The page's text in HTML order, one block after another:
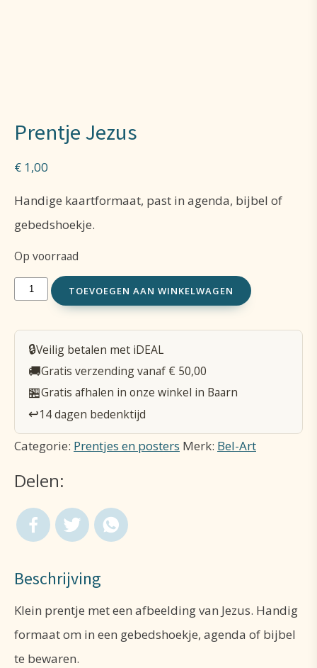
Prentje Jezus
€ 1,00
Handige kaartformaat, past in agenda, bijbel of
gebedshoekje.
Op voorraad
Prentje
aantal
TOEVOEGEN AAN WINKELWAGEN
🔒Veilig betalen met iDEAL
🚚Gratis verzending vanaf € 50,00
🏪Gratis afhalen in onze winkel in Baarn
↩️14 dagen bedenktijd
Categorie: Prentjes en posters Merk: Bel-Art
Delen:
Beschrijving
Klein prentje met een afbeelding van Jezus. Handig
formaat om in een gebedshoekje, agenda of bijbel
te bewaren.